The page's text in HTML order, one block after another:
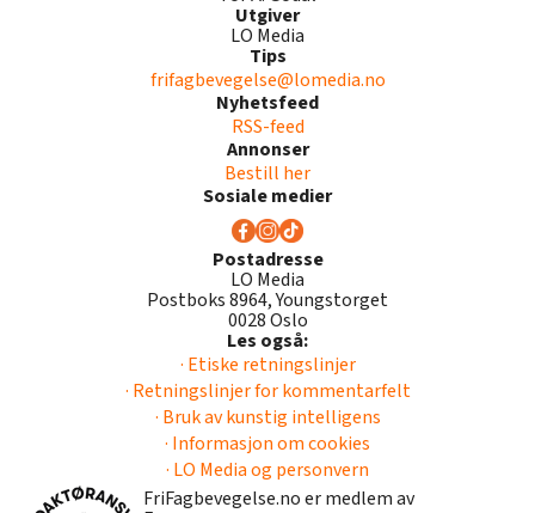
Utgiver
LO Media
Tips
frifagbevegelse@lomedia.no
Nyhetsfeed
RSS-feed
Annonser
Bestill her
Sosiale medier
Postadresse
LO Media
Postboks 8964, Youngstorget
0028 Oslo
Les også:
· Etiske retningslinjer
· Retningslinjer for kommentarfelt
· Bruk av kunstig intelligens
· Informasjon om cookies
· LO Media og personvern
FriFagbevegelse.no er medlem av